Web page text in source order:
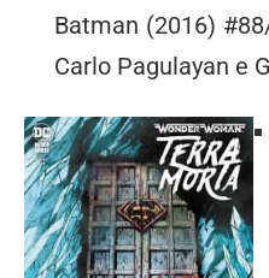
Batman (2016)
Carlo Pagulayan e